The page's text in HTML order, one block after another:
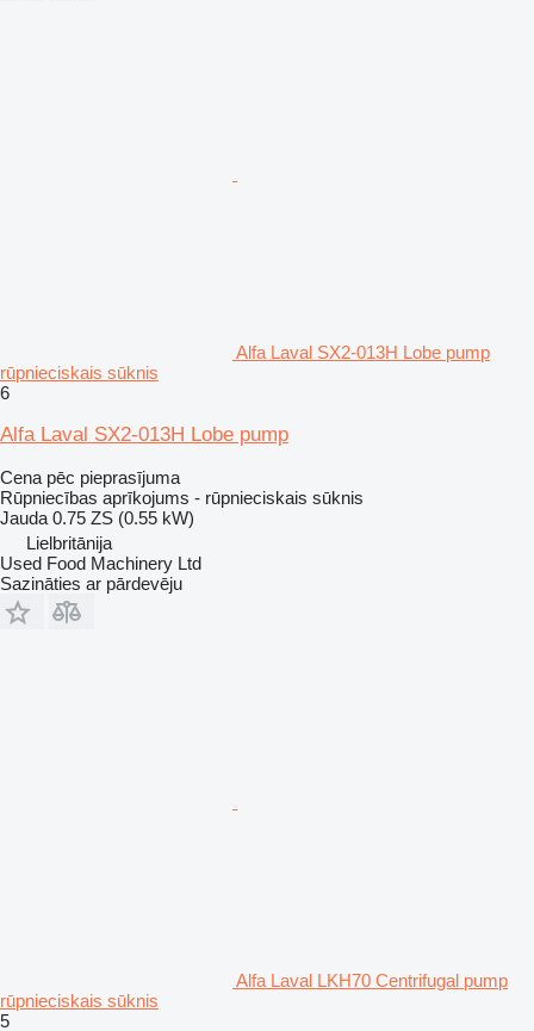
Alfa Laval SX2-013H Lobe pump
rūpnieciskais sūknis
6
Alfa Laval SX2-013H Lobe pump
Cena pēc pieprasījuma
Rūpniecības aprīkojums - rūpnieciskais sūknis
Jauda 0.75 ZS (0.55 kW)
Lielbritānija
Used Food Machinery Ltd
Sazināties ar pārdevēju
Alfa Laval LKH70 Centrifugal pump
rūpnieciskais sūknis
5